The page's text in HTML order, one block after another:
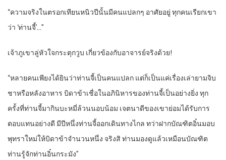
“ความจริงในตรอกเทียนหนิวปีนั้นมีคนแปลกๆ อาศัยอยู่ ทุกคนเรียกเขา
ว่า ‘ท่านจี้’…”
เจ้าภูเขาลู่หัวใจกระตุกวูบ เกี่ยวข้องกับอาจารย์จริงด้วย!
“หลายคนเพียงได้ยินว่าท่านจี้เป็นคนแปลก แต่ก็เป็นแค่เรื่องเล่ายามจิบ
ชาหรือหลังอาหาร บิดาข้าเชื่อในอภินิหารของท่านจี้เป็นอย่างยิ่ง ทุก
ครั้งที่ท่านจี้มากินบะหมี่ล้วนนอบน้อม เจตนาดีของเขาย่อมได้รับการ
ตอบแทนอย่างดี มีปีหนึ่งท่านจี้ออกเดินทางไกล ทว่าฝากบัณฑิตอิ๋นมอบ
พุทราใหม่ให้บิดาข้าจำนวนหนึ่ง จริงสิ ท่านมองดูแล้วเหมือนบัณฑิต
ท่านรู้จักท่านอิ๋นกระมัง”